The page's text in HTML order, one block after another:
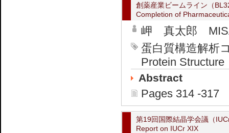
創薬産業ビームライン（
Completion of
岬 真太郎
蛋白質構造解析
Protein Structure
Abstract
Pages 314 -317
第19回国際結晶学会議（
Report on IUCr XIX